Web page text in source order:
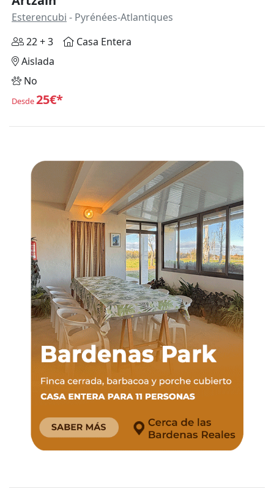
Esterencubi - Pyrénées-Atlantiques
22 + 3
Casa Entera
Aislada
No
Desde25€*